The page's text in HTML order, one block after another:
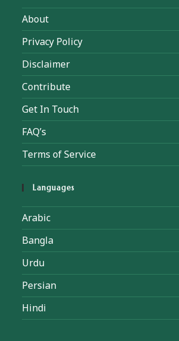
About
Privacy Policy
Disclaimer
Contribute
Get In Touch
FAQ’s
Terms of Service
Languages
Arabic
Bangla
Urdu
Persian
Hindi